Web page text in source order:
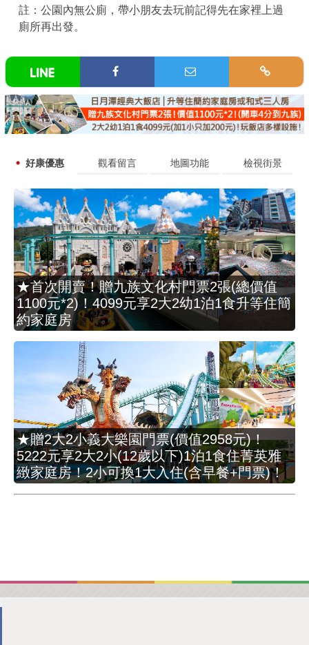
註：公園內無公廁，帶小朋友去玩前記得先在家裡上過
廁所再出發。
好康優惠 觀看留言 地圖功能 檢視街景
★首次開賣！贈九族文化村門票2張(總價值
1100元*2)！4099元享2大2幼1泊1食升等住簡
約家庭房
★贈2大2小義大樂園門票(價值2958元)！
5222元享2大2小(12歲以下)1泊1食住菁英雅
緻家庭房！2小可換1大入住(含早餐+門票)！